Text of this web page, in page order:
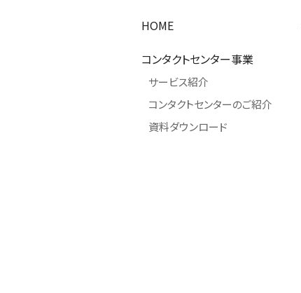
HOME
コンタクトセンター事業
サービス紹介
コンタクトセンターのご紹介
資料ダウンロード